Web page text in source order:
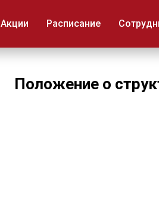
Акции Расписание
Положение о